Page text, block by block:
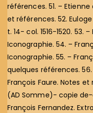
références. 51. –
et références. 52.
t. 14- col. 1516-1520. 53.
Iconographie. 54. –
Iconographie. 55. –
quelques références.
François Faure. Notes
(AD Somme)- copie
François Fernandez.